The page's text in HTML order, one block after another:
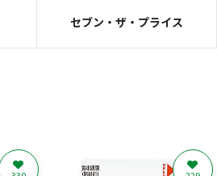
セブン・ザ・プライス